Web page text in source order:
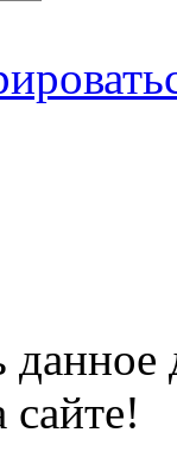
сайте!